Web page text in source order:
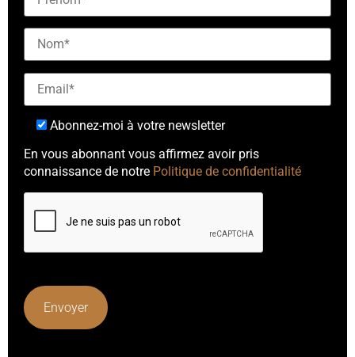
Abonnez-moi à votre newsletter
En vous abonnant vous affirmez avoir pris
connaissance de notre Politique de confidentialité